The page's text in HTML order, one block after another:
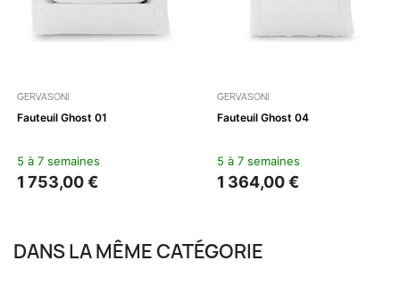
GERVASONI
Fauteuil Ghost 01
5 à 7 semaines
1 753,00 €
GERVASONI
Fauteuil Ghost 04
5 à 7 semaines
1 364,00 €
DANS LA MÊME CATÉGORIE